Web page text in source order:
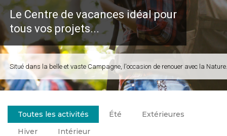
Le Centre de vacances idéal pour
tous vos projets...
Situé dans la belle et vaste Campagne, l'occasion de renouer avec la Nature.
Toutes les activités Été
Extérieures
Hiver
Intérieur